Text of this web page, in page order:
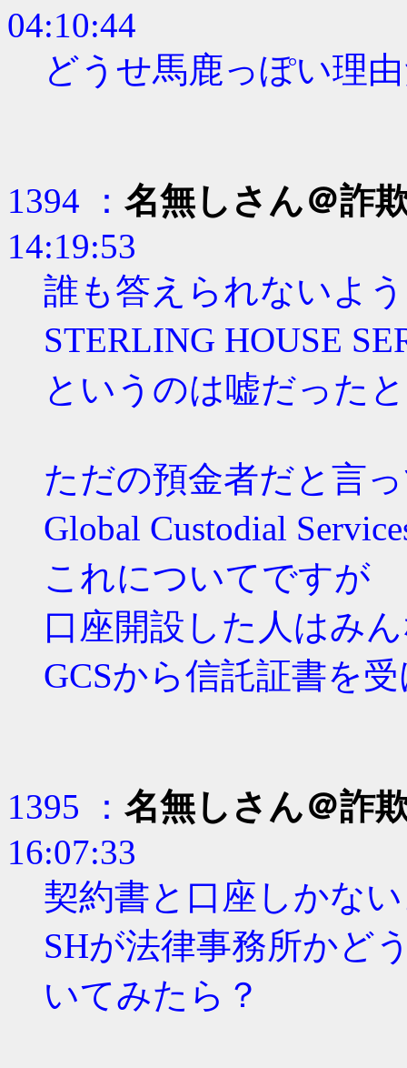
04:10:44
どうせ馬鹿っぽい理
1394 ： 名無しさん＠詐
14:19:53
誰も答えられないよ
STERLING HOUSE
というのは嘘だった
ただの預金者だと言
Global Custodial
これについてですが
口座開設した人はみ
GCSから信託証書を
1395 ： 名無しさん＠詐
16:07:33
契約書と口座しかな
SHが法律事務所かど
いてみたら？